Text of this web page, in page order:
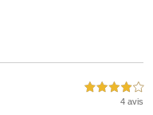
4,0 étoiles sur 5
4 avis